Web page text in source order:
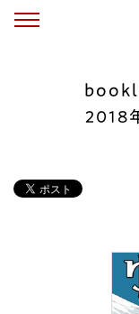
2018